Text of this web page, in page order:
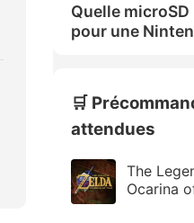
Quelle
pour une
🛒
attendues
The
Ocarina